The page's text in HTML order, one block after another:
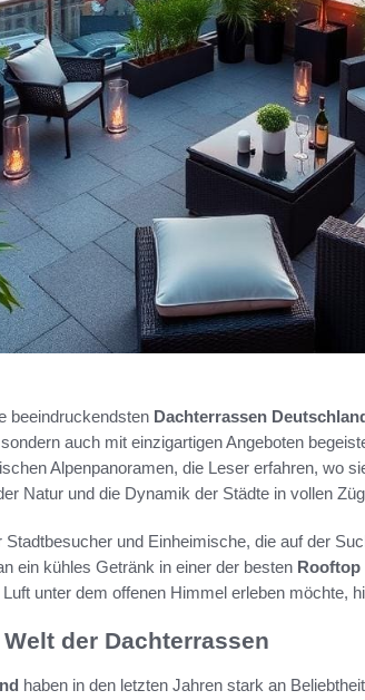
beeindruckendsten Dachterrassen
auch mit einzigartigen Angeboten
Alpenpanoramen, die Leser erfahren, wo
Natur und die Dynamik der Städte in vollen
und Einheimische, die auf der
ein kühles Getränk in einer der besten Rooftop
unter dem offenen Himmel erleben möchte,
der Dachterrassen
haben in den letzten Jahren stark an